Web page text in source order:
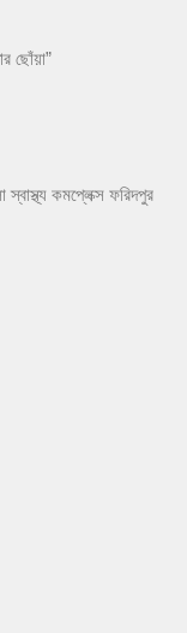
ছোঁয়া”
স্বাস্থ্য কমপ্লেক্স ফরিদপুর